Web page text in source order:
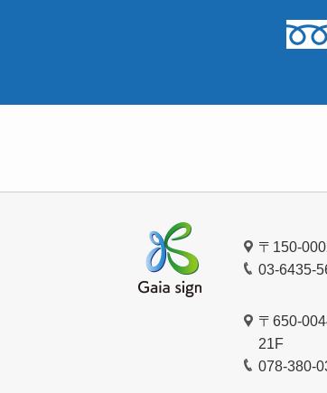
〒150-
03-6435-
〒650-
21F
078-380-